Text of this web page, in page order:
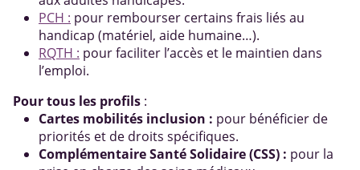
PCH : pour rembourser certains frais liés au
handicap (matériel, aide humaine…).
RQTH : pour faciliter l’accès et le maintien dans
l’emploi.
Pour tous les profils :
Cartes mobilités inclusion : pour bénéficier de
priorités et de droits spécifiques.
Complémentaire Santé Solidaire (CSS) : pour la